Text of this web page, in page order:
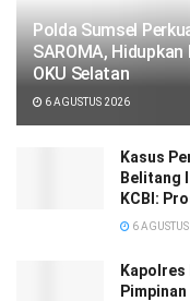
Polda Sumsel
SAROMA,
OKU Selatan
6 AGUSTUS 2026
Kasus
Belitang
KCBI:
6